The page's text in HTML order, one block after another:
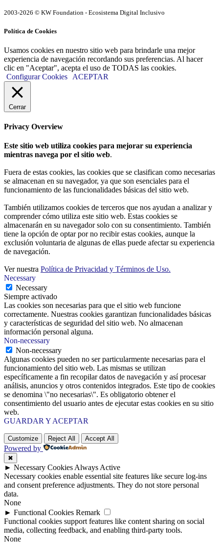
2003-2026 © KW Foundation - Ecosistema Digital Inclusivo
Política de Cookies
Usamos cookies en nuestro sitio web para brindarle una mejor
experiencia de navegación recordando sus preferencias. Al hacer
clic en "Aceptar", acepta el uso de TODAS las cookies.
Configurar Cookies
ACEPTAR
Cerrar
Privacy Overview
Este sitio web utiliza cookies para mejorar su experiencia
mientras navega por el sitio web.
Fuera de estas cookies, las cookies que se clasifican como necesarias
se almacenan en su navegador, ya que son esenciales para el
funcionamiento de las funcionalidades básicas del sitio web.
También utilizamos cookies de terceros que nos ayudan a analizar y
comprender cómo utiliza este sitio web. Estas cookies se
almacenarán en su navegador solo con su consentimiento. También
tiene la opción de optar por no recibir estas cookies, aunque la
exclusión voluntaria de algunas de ellas puede afectar su experiencia
de navegación.
Ver nuestra Política de Privacidad y Términos de Uso.
Necessary
Necessary
Siempre activado
Las cookies son necesarias para que el sitio web funcione
correctamente. Nuestras cookies garantizan funcionalidades básicas
y características de seguridad del sitio web. No almacenan
información personal alguna.
Non-necessary
Non-necessary
Algunas cookies pueden no ser particularmente necesarias para el
funcionamiento del sitio web. Las mismas se utilizan
específicamente a fin recopilar datos de navegación y así procesar
análisis, anuncios y otros contenidos integrados. Este tipo de cookies
se denomina \"no necesarias\". Es obligatorio obtener el
consentimiento del usuario antes de ejecutar estas cookies en su sitio
web.
GUARDAR Y ACEPTAR
Customize Reject All Accept All
Powered by
✖
► Necessary CookiesAlways Active
Necessary cookies enable essential site features like secure log-ins
and consent preference adjustments. They do not store personal
data.
None
► Functional Cookies Remark
Functional cookies support features like content sharing on social
media, collecting feedback, and enabling third-party tools.
None